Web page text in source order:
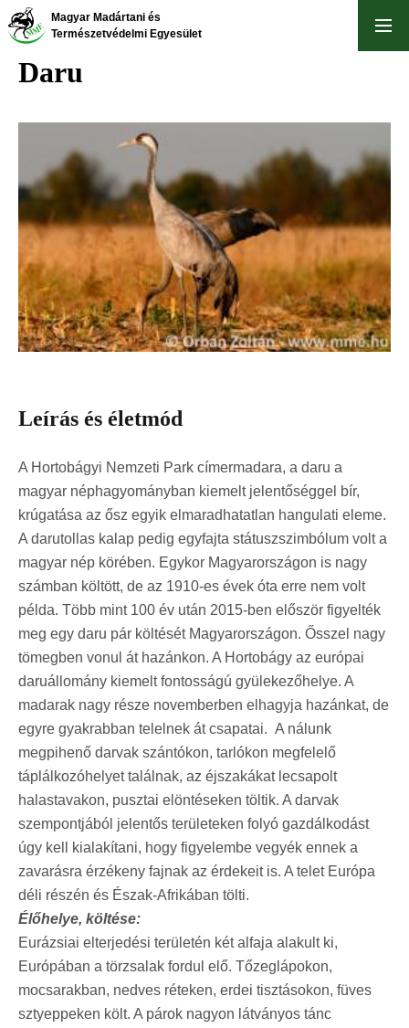
Ugrás
Magyar Madártani és
Természetvédelmi Egyesület
Daru
Leírás és életmód
A Hortobágyi Nemzeti Park címermadara, a daru a
magyar néphagyományban kiemelt jelentőséggel bír,
krúgatása az ősz egyik elmaradhatatlan hangulati eleme.
A darutollas kalap pedig egyfajta státuszszimbólum volt a
magyar nép körében. Egykor Magyarországon is nagy
számban költött, de az 1910-es évek óta erre nem volt
példa. Több mint 100 év után 2015-ben először figyelték
meg egy daru pár költését Magyarországon. Ősszel nagy
tömegben vonul át hazánkon. A Hortobágy az európai
daruállomány kiemelt fontosságú gyülekezőhelye. A
madarak nagy része novemberben elhagyja hazánkat, de
egyre gyakrabban telelnek át csapatai. A nálunk
megpihenő darvak szántókon, tarlókon megfelelő
táplálkozóhelyet találnak, az éjszakákat lecsapolt
halastavakon, pusztai elöntéseken töltik. A darvak
szempontjából jelentős területeken folyó gazdálkodást
úgy kell kialakítani, hogy figyelembe vegyék ennek a
zavarásra érzékeny fajnak az érdekeit is. A telet Európa
déli részén és Észak-Afrikában tölti.
Élőhelye, költése:
Eurázsiai elterjedési területén két alfaja alakult ki,
Európában a törzsalak fordul elő. Tőzeglápokon,
mocsarakban, nedves réteken, erdei tisztásokon, füves
sztyeppeken költ. A párok nagyon látványos tánc